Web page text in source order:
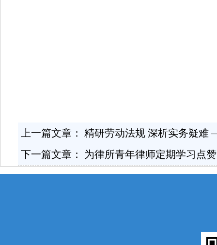
上一篇文章： 精研劳动法规 深析实务疑难
下一篇文章： 为律所青年律师定期学习点赞